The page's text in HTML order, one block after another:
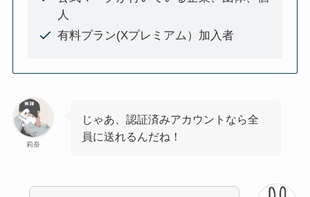
人
有料プラン(Xプレミアム）加入者
莉奈
じゃあ、認証済みアカウントなら全
員に送れるんだね！